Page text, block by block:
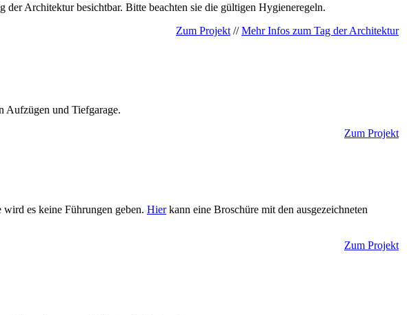
Architektur besichtbar. Bitte beachten sie die gültigen Hygieneregeln.
Zum Projekt //Mehr Infos zum Tag der Architektur
Aufzügen und Tiefgarage.
Zum Projekt
es keine Führungen geben. Hierkann eine Broschüre mit den ausgezeichneten
Zum Projekt